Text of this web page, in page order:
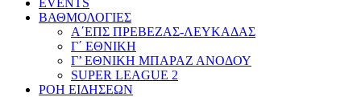
EVENTS
ΒΑΘΜΟΛΟΓΙΕΣ
Α΄ΕΠΣ ΠΡΕΒΕΖΑΣ-ΛΕΥΚΑΔΑΣ
Γ΄ ΕΘΝΙΚΗ
Γ’ ΕΘΝΙΚΗ ΜΠΑΡΑΖ ΑΝΟΔΟΥ
SUPER LEAGUE 2
ΡΟΗ ΕΙΔΗΣΕΩΝ